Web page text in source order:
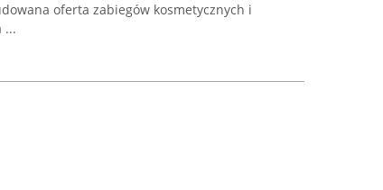
oferta zabiegów kosmetycznych i
...